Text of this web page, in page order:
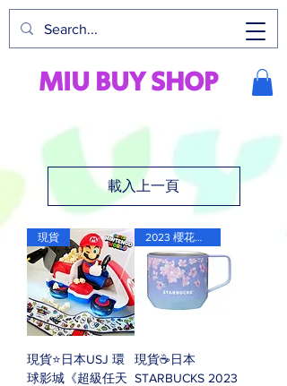
MIU BUYSHOP
載入上一頁
現貨
現貨⭐️日本USJ 環
球影城《超級任天
2023 櫻花期間限定版
現貨☕️日本
STARBUCKS 2023